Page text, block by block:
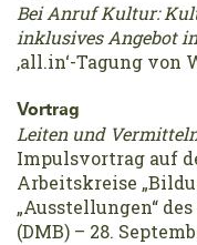
Bei Anruf Kultur:
inklusives Angebot
‚all.in‘-Tagung von
Vortrag
Leiten und
Impulsvortrag auf
Arbeitskreise
„Ausstellungen“
(DMB) – 28.